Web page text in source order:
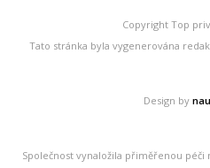
Copyright Top
Tato stránka byla vygenerována
Design by
Společnost vynaložila přiměřenou péči